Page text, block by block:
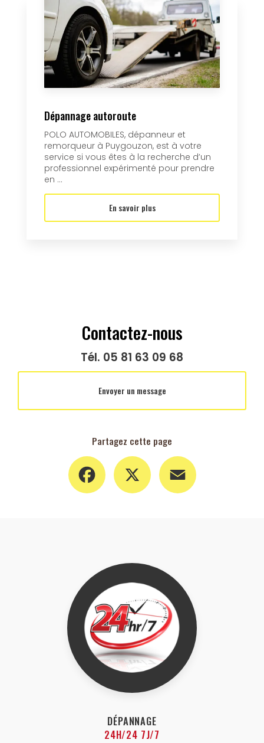
Dépannage autoroute
POLO AUTOMOBILES, dépanneur et
remorqueur à Puygouzon, est à votre
service si vous êtes à la recherche d’un
professionnel expérimenté pour prendre
en ...
En savoir plus
Contactez-nous
Tél. 05 81 63 09 68
Envoyer un message
Partagez cette page
Facebook
DÉPANNAGE
24H/24 7J/7